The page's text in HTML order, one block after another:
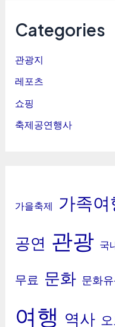
Categories
관광지
레포츠
쇼핑
축제공연행사
가을축제 가족여
공연 관광 국
무료 문화 문화
여행 역사